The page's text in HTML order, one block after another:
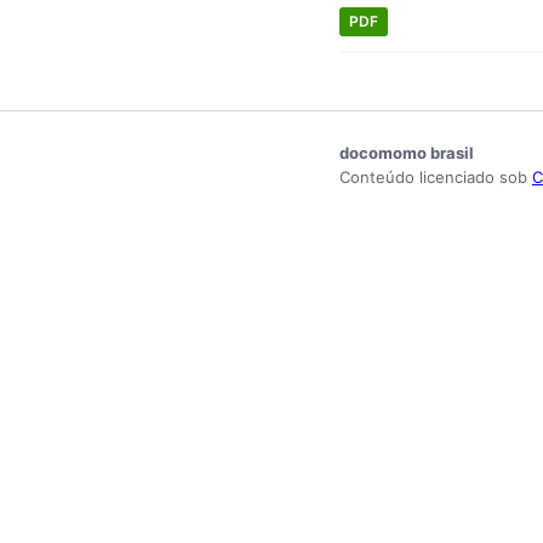
PDF
docomomo brasil
Conteúdo licenciado sob